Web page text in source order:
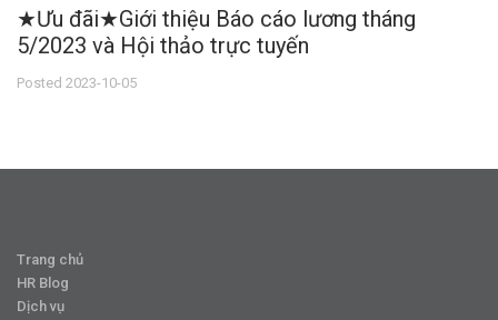
★Ưu đãi★Giới thiệu Báo cáo lương tháng
5/2023 và Hội thảo trực tuyến
Posted 2023-10-05
Trang chủ
HR Blog
Dịch vụ